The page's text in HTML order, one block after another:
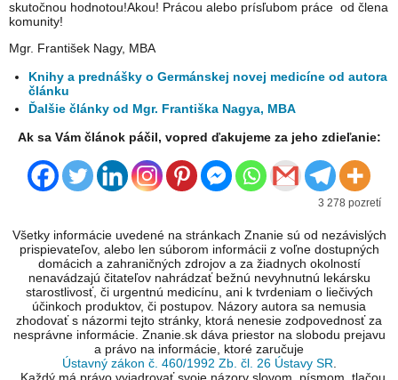
skutočnou hodnotou!Akou! Prácou alebo prísľubom práce od člena
komunity!
Mgr. František Nagy, MBA
Knihy a prednášky o Germánskej novej medicíne od autora
článku
Ďalšie články od Mgr. Františka Nagya, MBA
Ak sa Vám článok páčil, vopred ďakujeme za jeho zdieľanie:
3 278 pozretí
Všetky informácie uvedené na stránkach Znanie sú od nezávislých
prispievateľov, alebo len súborom informácii z voľne dostupných
domácich a zahraničných zdrojov a za žiadnych okolností
nenavádzajú čitateľov nahrádzať bežnú nevyhnutnú lekársku
starostlivosť, či urgentnú medicínu, ani k tvrdeniam o liečivých
účinkoch produktov, či postupov. Názory autora sa nemusia
zhodovať s názormi tejto stránky, ktorá nenesie zodpovednosť za
nesprávne informácie. Znanie.sk dáva priestor na slobodu prejavu
a právo na informácie, ktoré zaručuje
Ústavný zákon č. 460/1992 Zb. čl. 26 Ústavy SR